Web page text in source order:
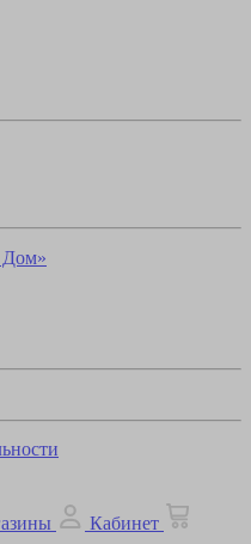
Дом»
Кабинет